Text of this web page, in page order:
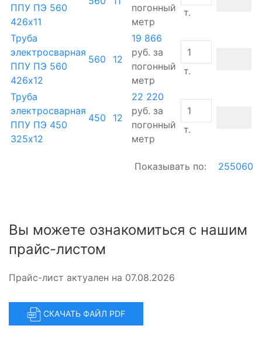
ППУ ПЭ 560
426х11
погонный
метр
т.
Труба
электросварная
ППУ ПЭ 560
426х12
560 12
19 866
руб. за
погонный
метр
т.
Труба
электросварная
ППУ ПЭ 450
325х12
450 12
22 220
руб. за
погонный
метр
т.
Показывать по: 255060
Вы можете ознакомиться с нашим
прайс-листом
Прайс-лист актуален на 07.08.2026
СКАЧАТЬ ФАЙЛ PDF